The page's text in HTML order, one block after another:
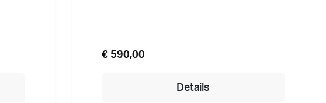
€ 590,00
Details